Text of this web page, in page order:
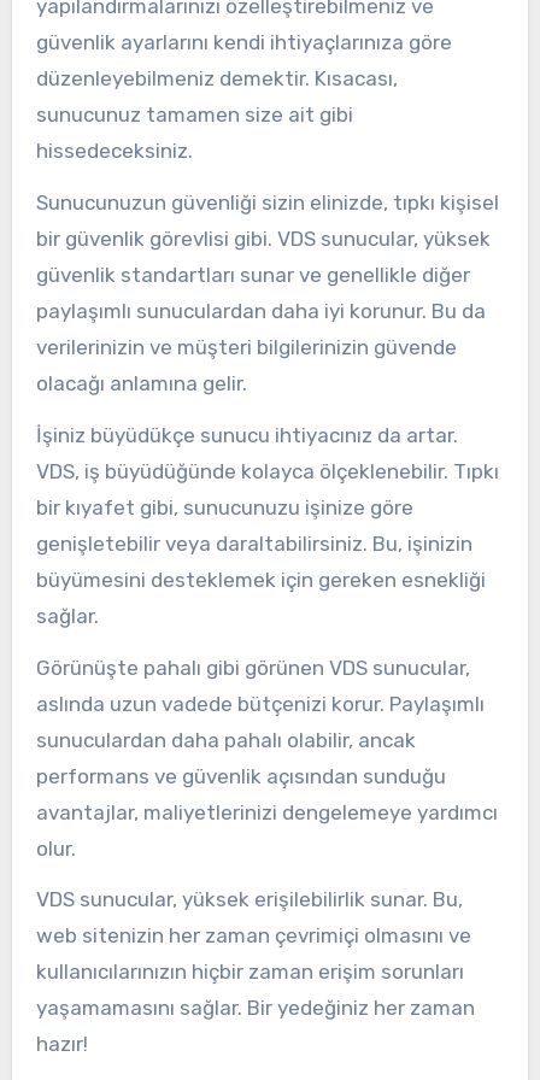
yapılandırmalarınızı özelleştirebilmeniz ve
güvenlik ayarlarını kendi ihtiyaçlarınıza göre
düzenleyebilmeniz demektir. Kısacası,
sunucunuz tamamen size ait gibi
hissedeceksiniz.
Sunucunuzun güvenliği sizin elinizde, tıpkı kişisel
bir güvenlik görevlisi gibi. VDS sunucular, yüksek
güvenlik standartları sunar ve genellikle diğer
paylaşımlı sunuculardan daha iyi korunur. Bu da
verilerinizin ve müşteri bilgilerinizin güvende
olacağı anlamına gelir.
İşiniz büyüdükçe sunucu ihtiyacınız da artar.
VDS, iş büyüdüğünde kolayca ölçeklenebilir. Tıpkı
bir kıyafet gibi, sunucunuzu işinize göre
genişletebilir veya daraltabilirsiniz. Bu, işinizin
büyümesini desteklemek için gereken esnekliği
sağlar.
Görünüşte pahalı gibi görünen VDS sunucular,
aslında uzun vadede bütçenizi korur. Paylaşımlı
sunuculardan daha pahalı olabilir, ancak
performans ve güvenlik açısından sunduğu
avantajlar, maliyetlerinizi dengelemeye yardımcı
olur.
VDS sunucular, yüksek erişilebilirlik sunar. Bu,
web sitenizin her zaman çevrimiçi olmasını ve
kullanıcılarınızın hiçbir zaman erişim sorunları
yaşamamasını sağlar. Bir yedeğiniz her zaman
hazır!